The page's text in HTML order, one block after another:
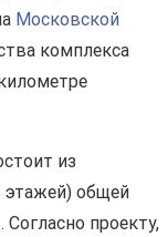
Московской
комплекса
из
общей
проекту,